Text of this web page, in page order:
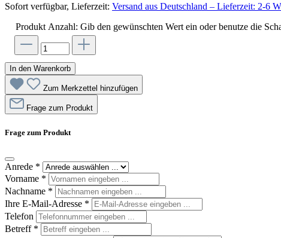
Sofort verfügbar, Lieferzeit: Versand aus Deutschland – Lieferzeit: 2-6
Produkt Anzahl: Gib den gewünschten Wert ein oder benutze die
In den Warenkorb
Zum Merkzettel hinzufügen
Frage zum Produkt
Frage zum Produkt
Anrede *
Vorname *
Nachname *
Ihre E-Mail-Adresse *
Telefon
Betreff *